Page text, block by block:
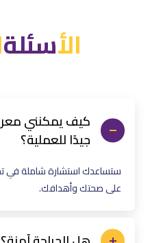
الأسئلة
كيف يمكنني
جيدًا للعملية؟
ستساعدك استشارة شاملة في
على صحتك وأهدافك.